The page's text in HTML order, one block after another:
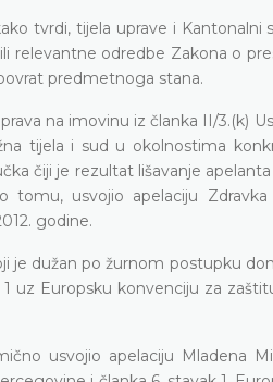
tvrdi, tijela uprave i Kantonalni
relevantne odredbe Zakona o
predmetnoga stana.
na imovinu iz članka II/3.(k)
tijela i sud u okolnostima
čiji je rezultat lišavanje
tomu, usvojio apelaciju
godine.
je dužan po žurnom postupku
uz Europsku konvenciju za
usvojio apelaciju Mladena